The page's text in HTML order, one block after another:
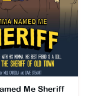
Me Sheriff